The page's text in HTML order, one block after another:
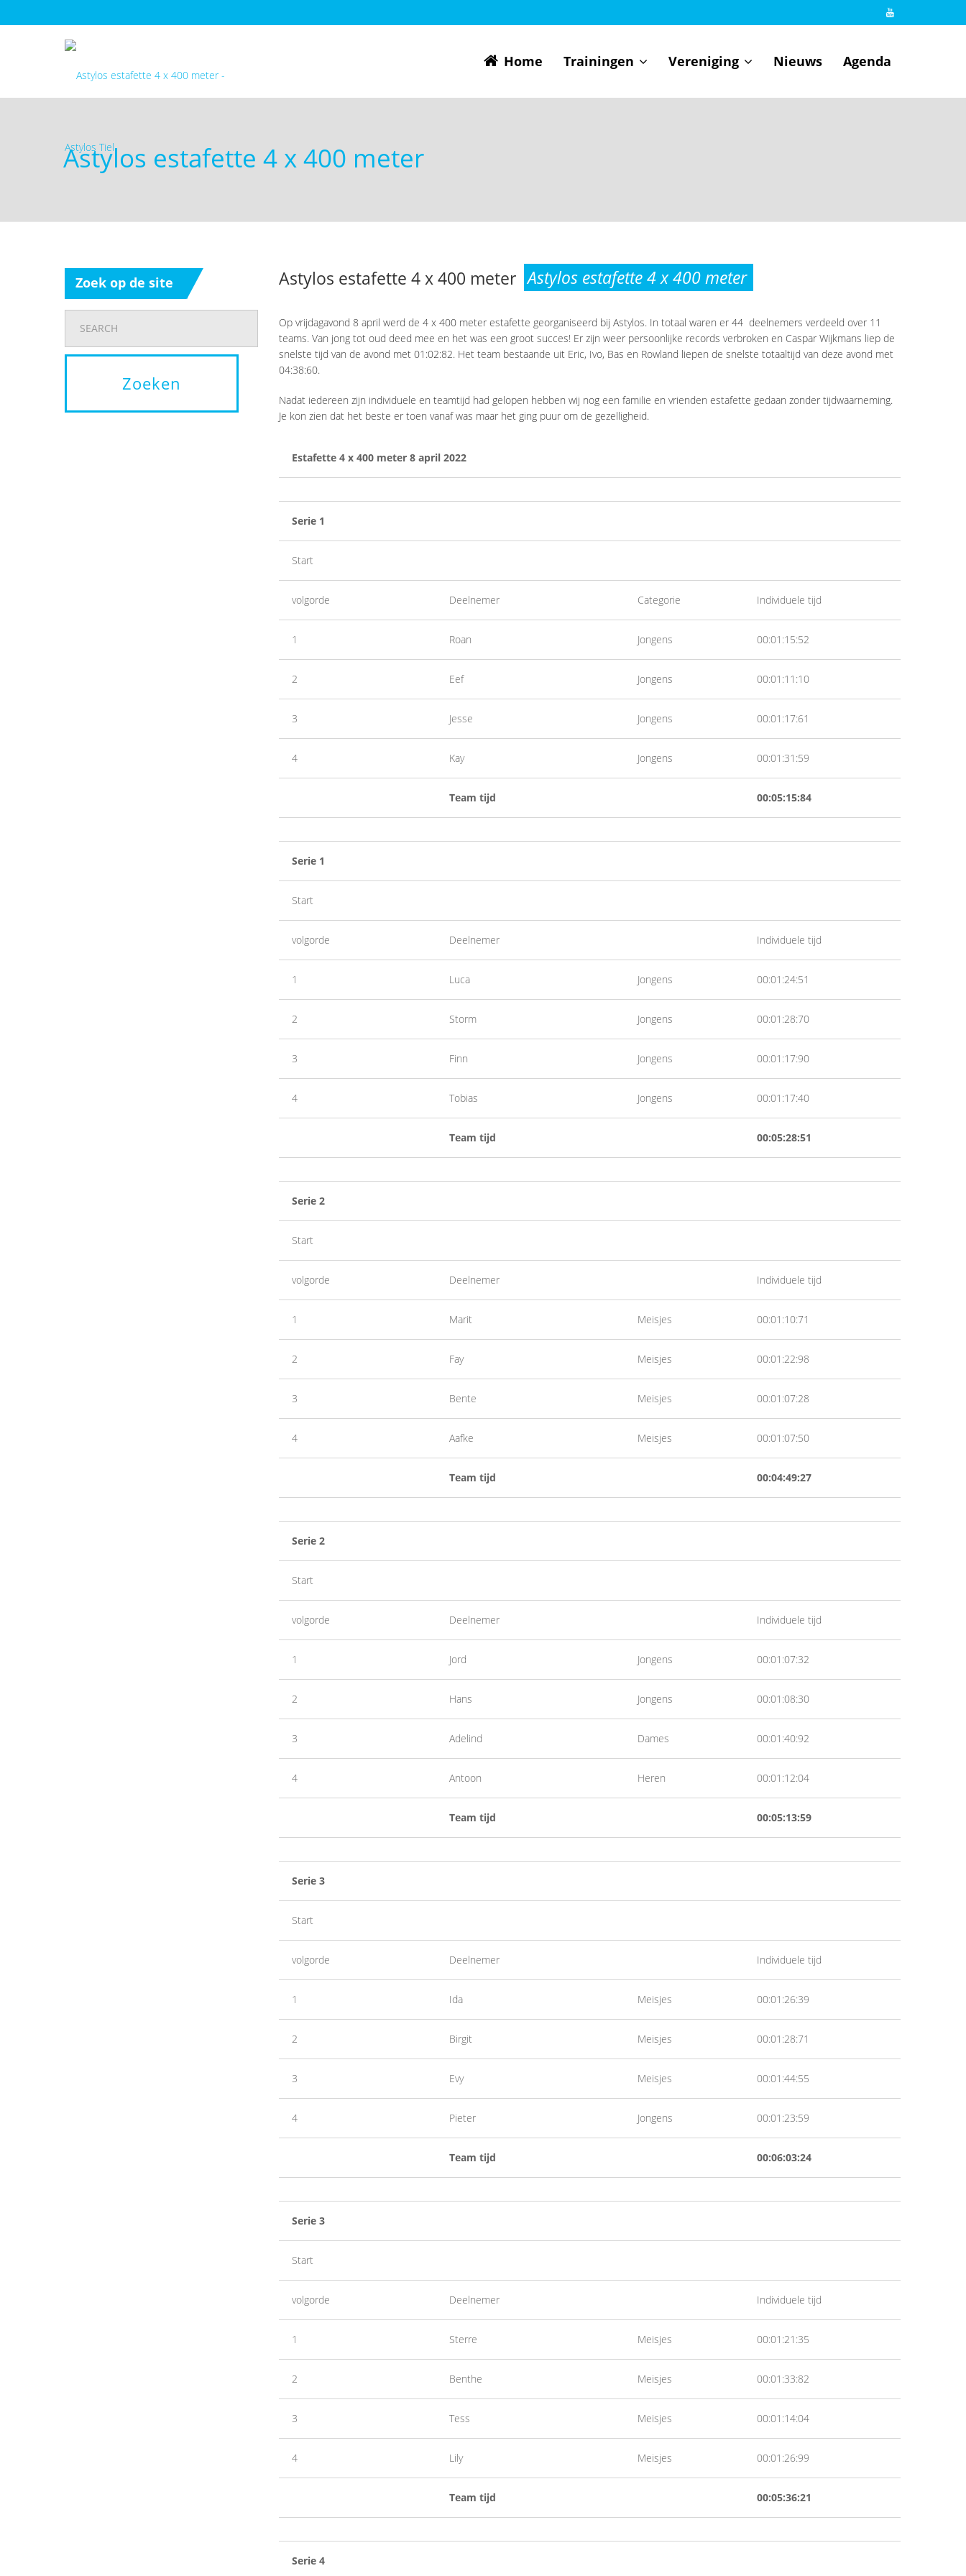
Home Trainingen Vereniging Nieuws Agenda
Astylos estafette 4 x 400 meter
Astylos estafette 4 x 400 meter Astylos estafette 4 x 400 meter
Op vrijdagavond 8 april werd de 4 x 400 meter estafette georganiseerd bij Astylos. In totaal waren er 44 deelnemers verdeeld over 11
teams. Van jong tot oud deed mee en het was een groot succes! Er zijn weer persoonlijke records verbroken en Caspar Wijkmans liep de
snelste tijd van de avond met 01:02:82. Het team bestaande uit Eric, Ivo, Bas en Rowland liepen de snelste totaaltijd van deze avond met
04:38:60.
Nadat iedereen zijn individuele en teamtijd had gelopen hebben wij nog een familie en vrienden estafette gedaan zonder tijdwaarneming.
Je kon zien dat het beste er toen vanaf was maar het ging puur om de gezelligheid.
Estafette 4 x 400 meter 8 april 2022
Serie 1
Start
volgorde Deelnemer Categorie Individuele tijd
1 Roan Jongens 00:01:15:52
2 Eef Jongens 00:01:11:10
3 Jesse Jongens 00:01:17:61
4 Kay Jongens 00:01:31:59
Team tijd 00:05:15:84
Serie 1
Start
volgorde Deelnemer Individuele tijd
1 Luca Jongens 00:01:24:51
2 Storm Jongens 00:01:28:70
3 Finn Jongens 00:01:17:90
4 Tobias Jongens 00:01:17:40
Team tijd 00:05:28:51
Serie 2
Start
volgorde Deelnemer Individuele tijd
1 Marit Meisjes 00:01:10:71
2 Fay Meisjes 00:01:22:98
3 Bente Meisjes 00:01:07:28
4 Aafke Meisjes 00:01:07:50
Team tijd 00:04:49:27
Serie 2
Start
volgorde Deelnemer Individuele tijd
1 Jord Jongens 00:01:07:32
2 Hans Jongens 00:01:08:30
3 Adelind Dames 00:01:40:92
4 Antoon Heren 00:01:12:04
Team tijd 00:05:13:59
Serie 3
Start
volgorde Deelnemer Individuele tijd
1 Ida Meisjes 00:01:26:39
2 Birgit Meisjes 00:01:28:71
3 Evy Meisjes 00:01:44:55
4 Pieter Jongens 00:01:23:59
Team tijd 00:06:03:24
Serie 3
Start
volgorde Deelnemer Individuele tijd
1 Sterre Meisjes 00:01:21:35
2 Benthe Meisjes 00:01:33:82
3 Tess Meisjes 00:01:14:04
4 Lily Meisjes 00:01:26:99
Team tijd 00:05:36:21
Serie 4
Zoek op de site